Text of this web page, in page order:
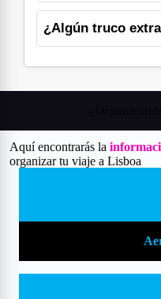
¿Algún truco
Aquí encontrarás la
organizar tu viaje a Lisboa